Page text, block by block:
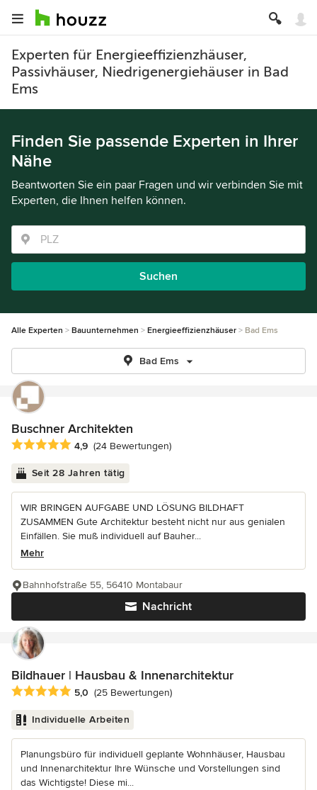
Experten für Energieeffizienzhäuser,
Passivhäuser, Niedrigenergiehäuser in Bad
Ems
Finden Sie passende Experten in Ihrer
Nähe
Beantworten Sie ein paar Fragen und wir verbinden Sie mit
Experten, die Ihnen helfen können.
Suchen
Alle Experten Bauunternehmen Energieeffizienzhäuser Bad Ems
Bad Ems
Buschner Architekten
Durchschnittliche Bewertung: 4.9 von 5 Sternen
4,9 (24 Bewertungen)
Seit 28 Jahren tätig
WIR BRINGEN AUFGABE UND LÖSUNG BILDHAFT
ZUSAMMEN Gute Architektur besteht nicht nur aus genialen
Einfällen. Sie muß individuell auf Bauher...
Mehr
Nachricht
Bahnhofstraße 55, 56410 Montabaur
Bildhauer | Hausbau & Innenarchitektur
Durchschnittliche Bewertung: 5 von 5 Sternen
5,0 (25 Bewertungen)
Individuelle Arbeiten
Planungsbüro für individuell geplante Wohnhäuser, Hausbau
und Innenarchitektur Ihre Wünsche und Vorstellungen sind
das Wichtigste! Diese mi...